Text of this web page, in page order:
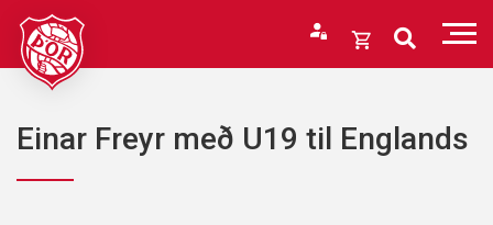
Fara
efni
Opna
Karfan þín
Loka
Einar Freyr með U19 til Englands